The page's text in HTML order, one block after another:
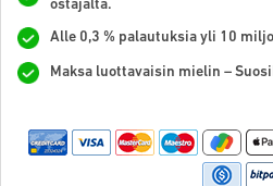
ostajalta.
Alle 0,3 % palautuksia yli 10
Maksa luottavaisin mielin –